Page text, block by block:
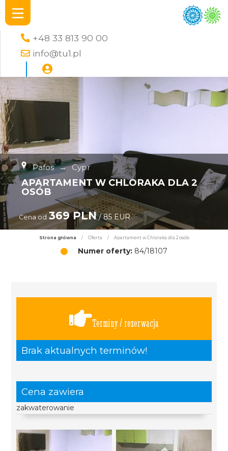
+48 33 813 90 00
info@tu1.pl
Pafos → Cypr
APARTAMENT W CHLORAKA DLA 2
OSÓB
Cena od 369 PLN/ 85 EUR
Strona główna / Oferta / Apartament w Chloraka dla 2 osób
Numer oferty: 84/18107
Terminy / rezerwacja
Brak aktualnych terminów!
Cena zawiera
zakwaterowanie